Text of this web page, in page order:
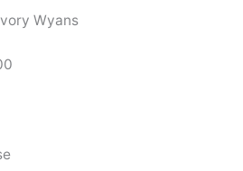
Wyans